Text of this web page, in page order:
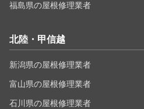
福島県の屋根修理業者
北陸・甲信越
新潟県の屋根修理業者
富山県の屋根修理業者
石川県の屋根修理業者